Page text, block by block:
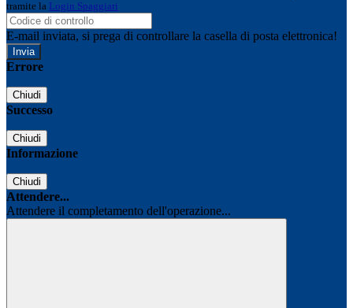
tramite la Login Spaggiari
E-mail inviata, si prega di controllare la casella di posta elettronica!
Errore
Chiudi
Successo
Chiudi
Informazione
Chiudi
Attendere...
Attendere il completamento dell'operazione...